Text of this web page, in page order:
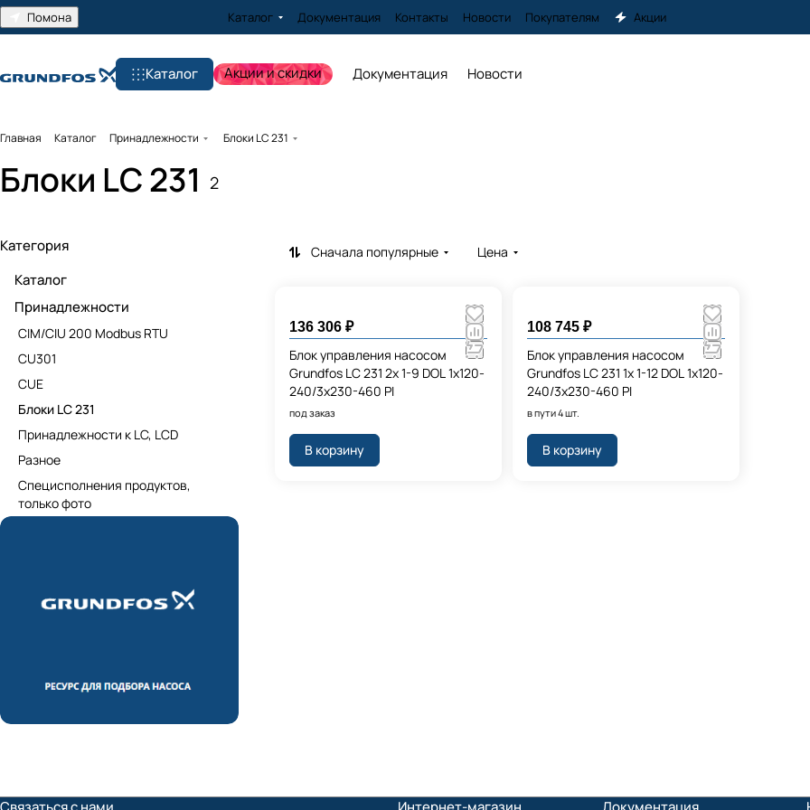
Помона Каталог Документация Контакты Новости Покупателям Акции
Каталог Акции и скидки Документация Новости
Главная Каталог Принадлежности Блоки LC 231
Блоки LC 231 2
Сначала популярные Цена
136 306 ₽
Блок управления насосом
Grundfos LC 231 2x 1-9 DOL 1x120-
240/3x230-460 PI
под заказ
В корзину
108 745 ₽
Блок управления насосом
Grundfos LC 231 1x 1-12 DOL 1x120-
240/3x230-460 PI
в пути 4 шт.
В корзину
Категория
Каталог
Принадлежности
CIM/CIU 200 Modbus RTU
CU301
CUE
Блоки LC 231
Принадлежности к LC, LCD
Разное
Специсполнения продуктов,
только фото